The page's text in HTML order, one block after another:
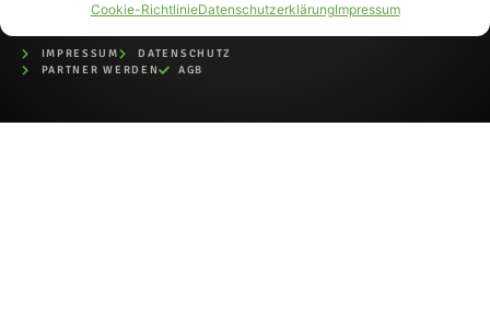
Cookie-RichtlinieDatenschutzerklärungImpressum
IMPRESSUM
DATENSCHUTZ
PARTNER WERDEN
AGB